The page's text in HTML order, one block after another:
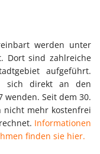
werden unter
Dort sind zahlreiche
aufgeführt.
sich direkt an den
wenden. Seit dem 30.
nicht mehr kostenfrei
Informationen
finden sie hier.